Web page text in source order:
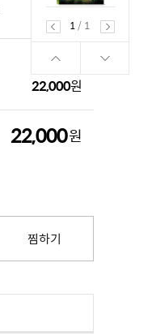
1
/ 1
22,000원
22,000원
찜하기